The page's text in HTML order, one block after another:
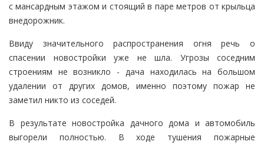
с мансардным этажом и стоящий в паре метров от крыльца
внедорожник.
Ввиду значительного распространения огня речь о
спасении новостройки уже не шла. Угрозы соседним
строениям не возникло - дача находилась на большом
удалении от других домов, именно поэтому пожар не
заметил никто из соседей.
В результате новостройка дачного дома и автомобиль
выгорели полностью. В ходе тушения пожарные